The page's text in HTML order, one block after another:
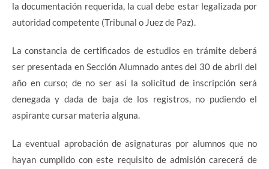
la documentación requerida, la cual debe estar legalizada por
autoridad competente (Tribunal o Juez de Paz).
La constancia de certificados de estudios en trámite deberá
ser presentada en Sección Alumnado antes del 30 de abril del
año en curso; de no ser así la solicitud de inscripción será
denegada y dada de baja de los registros, no pudiendo el
aspirante cursar materia alguna.
La eventual aprobación de asignaturas por alumnos que no
hayan cumplido con este requisito de admisión carecerá de